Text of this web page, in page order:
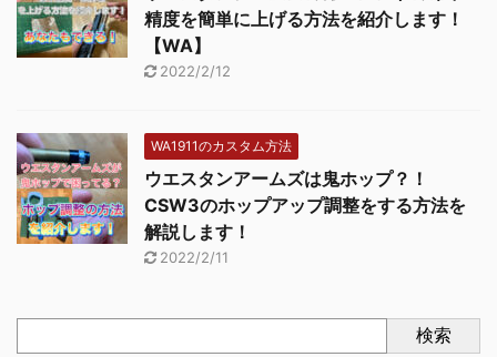
精度を簡単に上げる方法を紹介します！
【WA】
2022/2/12
WA1911のカスタム方法
ウエスタンアームズは鬼ホップ？！
CSW3のホップアップ調整をする方法を
解説します！
2022/2/11
検索